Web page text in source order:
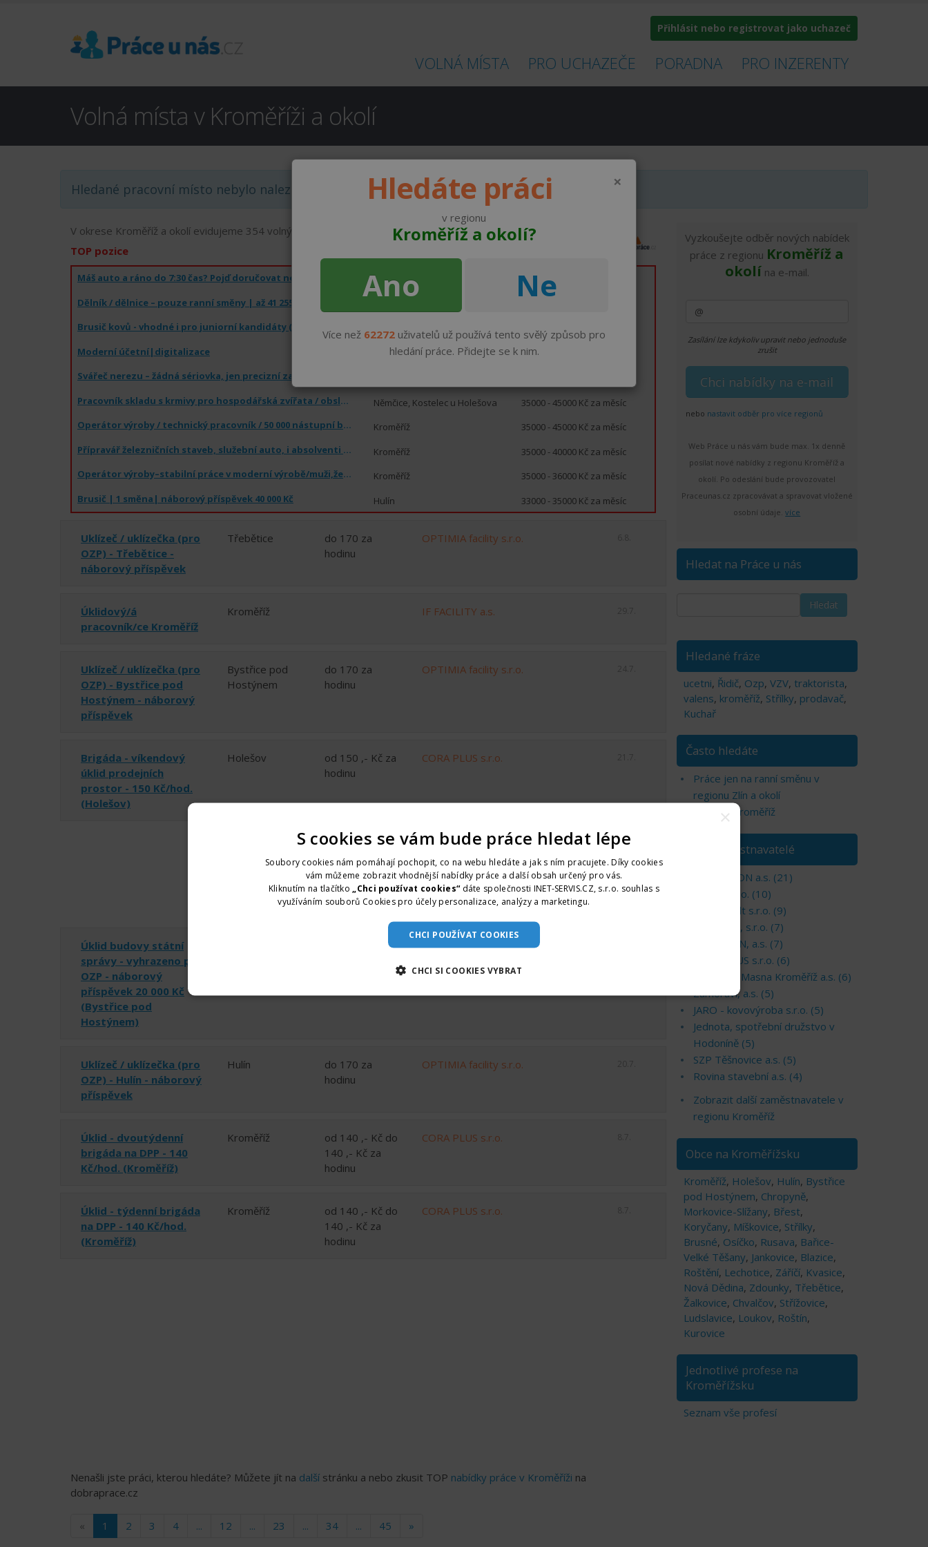
Přihlásit nebo registrovat jako uchazeč
VOLNÁ MÍSTA PRO UCHAZEČE PORADNA PRO INZERENTY
Volná místa v Kroměříži a okolí
Hledané pracovní místo nebylo nalezeno
V okrese Kroměříž a okolí evidujeme 354 volných pracovních míst
TOP pozice
Rusava
4100 - 4200 Kč za měsíc
Dělník / dělnice – pouze ranní směny | až 41 255 Kč | wipr
Kroměříž
37000 - 43000 Kč za měsíc
Moderní účetní|digitalizace
Kroměříž
35000 - 70000 Kč za měsíc
Němčice, Kostelec u Holešova
35000 - 45000 Kč za měsíc
Operátor výroby / technický pracovník / 50 000 nástupní bonus
Kroměříž
35000 - 45000 Kč za měsíc
Kroměříž
35000 - 40000 Kč za měsíc
Operátor výroby–stabilní práce v moderní výrobě/muži,ženy/ubytování/zálohy dglo
Kroměříž
35000 - 36000 Kč za měsíc
️Brusič | 1 směna| náborový příspěvek 40 000 Kč
Hulín 33000 - 35000 Kč za měsíc
Uklízeč / uklízečka (pro
OZP) - Třebětice -
náborový příspěvek
Třebětice
do 170 za
hodinu
OPTIMIA facility s.r.o.
Úklidový/á
pracovník/ce Kroměříž
Kroměříž IF FACILITY a.s.
Uklízeč / uklízečka (pro
OZP) - Bystřice pod
Hostýnem - náborový
příspěvek
Bystřice pod
Hostýnem
do 170 za
hodinu
OPTIMIA facility s.r.o.
Brigáda - víkendový
úklid prodejních
prostor - 150 Kč/hod.
(Holešov)
Holešov
od 150 ,- Kč za
hodinu
CORA PLUS s.r.o.
Úklid budovy státní
správy - vyhrazeno pro
OZP - náborový
příspěvek 20 000 Kč
(Bystřice pod
Hostýnem)
od 135 ,- Kč do
CORA PLUS s.r.o.
Uklízeč / uklízečka (pro
OZP) - Hulín - náborový
příspěvek
Hulín
do 170 za
hodinu
OPTIMIA facility s.r.o.
Úklid - dvoutýdenní
brigáda na DPP - 140
Kč/hod. (Kroměříž)
Kroměříž
od 140 ,- Kč do
140 ,- Kč za
hodinu
CORA PLUS s.r.o.
Úklid - týdenní brigáda
na DPP - 140 Kč/hod.
(Kroměříž)
Kroměříž
od 140 ,- Kč do
140 ,- Kč za
hodinu
CORA PLUS s.r.o.
Nenašli jste práci, kterou hledáte? Můžete jít na další stránku a nebo zkusit TOP nabídky práce v Kroměříži na
dobraprace.cz
« 1 2 3 4 ... 12 ... 23 ... 34 ... 45 »
Vyzkoušejte odběr nových nabídek
práce z regionu Kroměříž a
okolí na e-mail.
Zasílání lze kdykoliv upravit nebo jednoduše
zrušit
nebo nastavit odběr pro více regionů
Web Práce u nás vám bude max. 1x denně
posílat nové nabídky z regionu Kroměříž a
okolí. Po odeslání bude provozovatel
Praceunas.cz zpracovávat a spravovat vložené
osobní údaje.více
Hledat na Práce u nás
Hledané fráze
ucetni, Řidič, Ozp, VZV, traktorista,
valens, kroměříž, Střílky, prodavač,
Kuchař
Často hledáte
Práce jen na ranní směnu v
regionu Zlín a okolí
Brigády Kroměříž
TOP zaměstnavatelé
MAGNETON a.s. (21)
LUKO, s.r.o. (10)
KM konsult s.r.o. (9)
PHARMIX, s.r.o. (7)
TOSHULIN, a.s. (7)
CORA PLUS s.r.o. (6)
KMOTR - Masna Kroměříž a.s. (6)
Zámoraví, a.s. (5)
JARO - kovovýroba s.r.o. (5)
Jednota, spotřební družstvo v
Hodoníně (5)
SZP Těšnovice a.s. (5)
Rovina stavební a.s. (4)
Zobrazit další zaměstnavatele v
regionu Kroměříž
Obce na Kroměřížsku
Kroměříž, Holešov, Hulín, Bystřice
pod Hostýnem, Chropyně,
Morkovice-Slížany, Břest,
Koryčany, Míškovice, Střílky,
Brusné, Osíčko, Rusava, Bařice-
Velké Těšany, Jankovice, Blazice,
Roštění, Lechotice, Záříčí, Kvasice,
Nová Dědina, Zdounky, Třebětice,
Žalkovice, Chvalčov, Střížovice,
Ludslavice, Loukov, Roštín,
Kurovice
Jednotlivé profese na
Kroměřížsku
Seznam vše profesí
×
Hledáte práci
v regionu
Kroměříž a okolí?
Ano Ne
Více než 62272 uživatelů už používá tento svělý způsob pro
hledání práce. Přidejte se k nim.
×
S cookies se vám bude práce hledat lépe
Soubory cookies nám pomáhají pochopit, co na webu hledáte a jak s ním pracujete. Díky cookies
vám můžeme zobrazit vhodnější nabídky práce a další obsah určený pro vás.
Kliknutím na tlačítko
„Chci používat cookies“ dáte společnosti INET-SERVIS.CZ, s.r.o. souhlas s
využíváním souborů Cookies pro účely personalizace, analýzy a marketingu.
CHCI POUŽÍVAT COOKIES
CHCI SI COOKIES VYBRAT